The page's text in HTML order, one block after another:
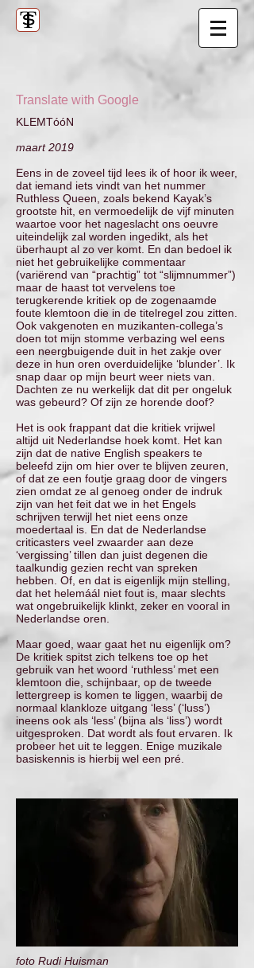
Translate with Google
KLEMTóóN
maart 2019
Eens in de zoveel tijd lees ik of hoor ik weer,
dat iemand iets vindt van het nummer
Ruthless Queen, zoals bekend Kayak’s
grootste hit, en vermoedelijk de vijf minuten
waartoe voor het nageslacht ons oeuvre
uiteindelijk zal worden ingedikt, als het
überhaupt al zo ver komt. En dan bedoel ik
niet het gebruikelijke commentaar
(variërend van “prachtig” tot “slijmnummer”)
maar de haast tot vervelens toe
terugkerende kritiek op de zogenaamde
foute klemtoon die in de titelregel zou zitten.
Ook vakgenoten en muzikanten-collega’s
doen tot mijn stomme verbazing wel eens
een neergbuigende duit in het zakje over
deze in hun oren overduidelijke ‘blunder’. Ik
snap daar op mijn beurt weer niets van.
Dachten ze nu werkelijk dat dit per ongeluk
was gebeurd? Of zijn ze horende doof?
Het is ook frappant dat die kritiek vrijwel
altijd uit Nederlandse hoek komt. Het kan
zijn dat de native English speakers te
beleefd zijn om hier over te blijven zeuren,
of dat ze een foutje graag door de vingers
zien omdat ze al genoeg onder de indruk
zijn van het feit dat we in het Engels
schrijven terwijl het niet eens onze
moedertaal is. En dat de Nederlandse
criticasters veel zwaarder aan deze
‘vergissing’ tillen dan juist degenen die
taalkundig gezien recht van spreken
hebben. Of, en dat is eigenlijk mijn stelling,
dat het helemáál niet fout is, maar slechts
wat ongebruikelijk klinkt, zeker en vooral in
Nederlandse oren.
Maar goed, waar gaat het nu eigenlijk om?
De kritiek spitst zich telkens toe op het
gebruik van het woord ‘ruthless’ met een
klemtoon die, schijnbaar, op de tweede
lettergreep is komen te liggen, waarbij de
normaal klankloze uitgang ‘less’ (‘luss’)
ineens ook als ‘less’ (bijna als ‘liss’) wordt
uitgesproken. Dat wordt als fout ervaren. Ik
probeer het uit te leggen. Enige muzikale
basiskennis is hierbij wel een pré.
foto Rudi Huisman